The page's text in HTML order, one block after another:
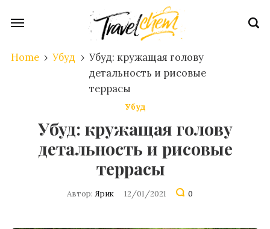
Home › Убуд › Убуд: кружащая голову
детальность и рисовые
террасы
Убуд
Убуд: кружащая голову
детальность и рисовые
террасы
Автор:Ярик 12/01/2021 0